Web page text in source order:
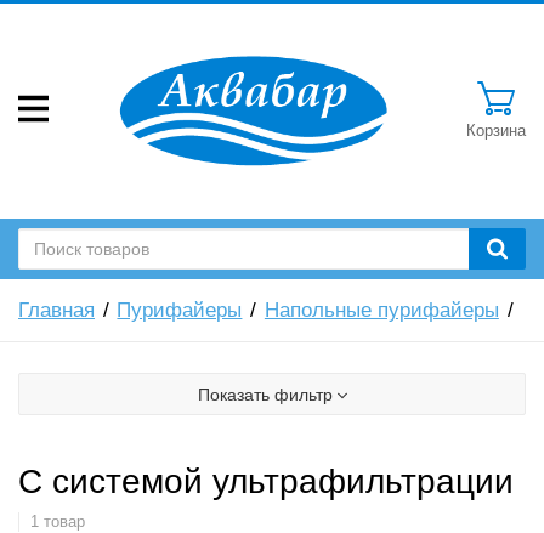
Корзина
Главная Пурифайеры Напольные пурифайеры
Показать фильтр
С системой ультрафильтрации
1 товар